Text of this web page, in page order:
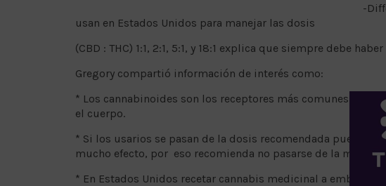
-
usan en Estados Unidos para manejar las dosis
(CBD : THC) 1:1, 2:1, 5:1, y 18:1 explica que siempre debe
Gregory compartió información de interés como:
* Los cannabinoides son los receptores más comunes en el
el cuerpo.
* Si los usarios se pasan de la dosis recomendada pueden
mucho efecto, por eso recomienda no pasarse de la
* En Estados Unidos recetar cannabis medicinal a